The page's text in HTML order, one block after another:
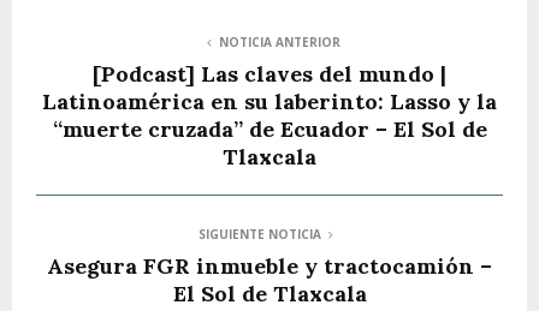
NOTICIA ANTERIOR
[Podcast] Las claves del mundo |
Latinoamérica en su laberinto: Lasso y la
“muerte cruzada” de Ecuador – El Sol de
Tlaxcala
SIGUIENTE NOTICIA
Asegura FGR inmueble y tractocamión –
El Sol de Tlaxcala